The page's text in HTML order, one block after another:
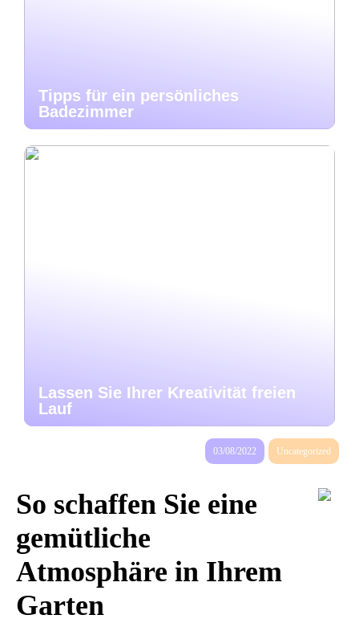
Tipps für ein persönliches
Badezimmer
Lassen Sie Ihrer Kreativität freien
Lauf
03/08/2022 Uncategorized
So schaffen Sie eine
gemütliche
Atmosphäre in Ihrem
Garten